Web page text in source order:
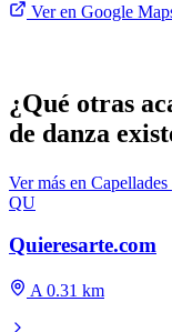
Ver en Google
¿Qué otras
de danza
Ver más en Capellades
QU
Quieresarte.com
A 0.31 km